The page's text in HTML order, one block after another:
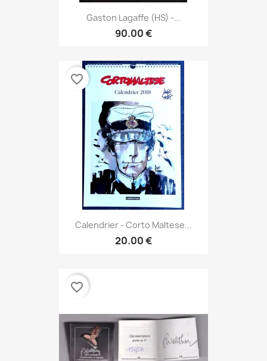
Gaston Lagaffe (HS) -...
90.00 €
Calendrier - Corto Maltese...
20.00 €
favorite_border
favorite_border